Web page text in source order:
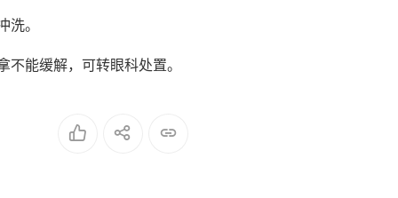
洗。
不能缓解，可转眼科处置。